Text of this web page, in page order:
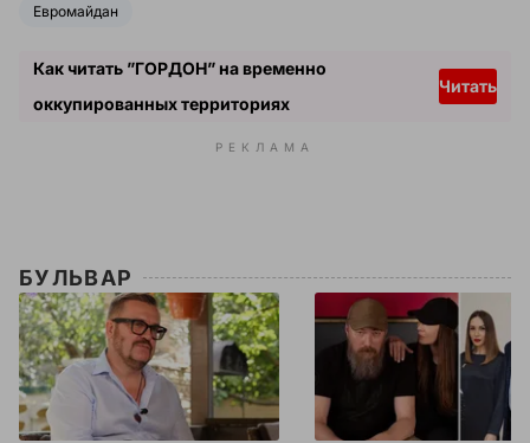
Евромайдан
Как читать ”ГОРДОН” на временно
оккупированных территориях
Читать
РЕКЛАМА
БУЛЬВАР